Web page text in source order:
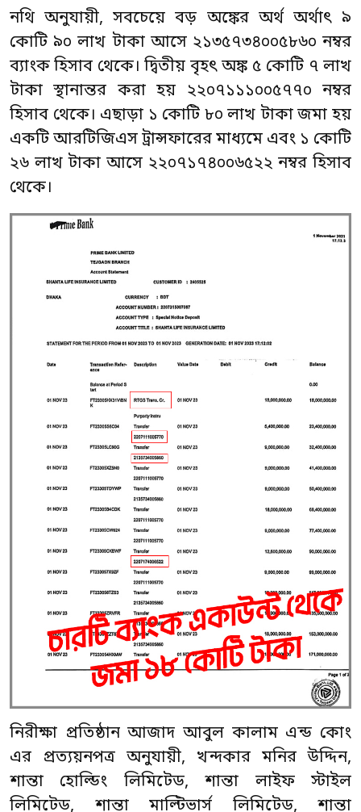
নথি অনুযায়ী, সবচেয়ে বড় অঙ্কের অর্থ অর্থাৎ ৯
কোটি ৯০ লাখ টাকা আসে ২১৩৫৭৩৪০০৫৮৬০ নম্বর
ব্যাংক হিসাব থেকে। দ্বিতীয় বৃহৎ অঙ্ক ৫ কোটি ৭ লাখ
টাকা স্থানান্তর করা হয় ২২০৭১১১০০৫৭৭০ নম্বর
হিসাব থেকে। এছাড়া ১ কোটি ৮০ লাখ টাকা জমা হয়
একটি আরটিজিএস ট্রান্সফারের মাধ্যমে এবং ১ কোটি
২৬ লাখ টাকা আসে ২২০৭১৭৪০০৬৫২২ নম্বর হিসাব
থেকে।
নিরীক্ষা প্রতিষ্ঠান আজাদ আবুল কালাম এন্ড কোং
এর প্রত্যয়নপত্র অনুযায়ী, খন্দকার মনির উদ্দিন,
শান্তা হোল্ডিং লিমিটেড, শান্তা লাইফ স্টাইল
লিমিটেড, শান্তা মাল্টিভার্স লিমিটেড, শান্তা